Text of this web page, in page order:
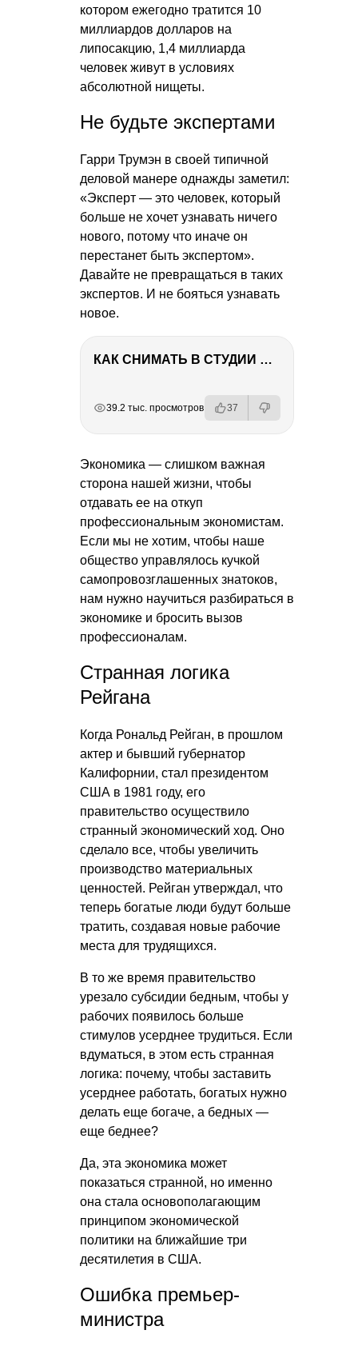
котором ежегодно тратится 10
миллиардов долларов на
липосакцию, 1,4 миллиарда
человек живут в условиях
абсолютной нищеты.
Не будьте экспертами
Гарри Трумэн в своей типичной
деловой манере однажды заметил:
«Эксперт — это человек, который
больше не хочет узнавать ничего
нового, потому что иначе он
перестанет быть экспертом».
Давайте не превращаться в таких
экспертов. И не бояться узнавать
новое.
КАК СНИМАТЬ В СТУДИИ СО ВСПЫШКАМИ
39.2 тыс. просмотров 37
Экономика — слишком важная
сторона нашей жизни, чтобы
отдавать ее на откуп
профессиональным экономистам.
Если мы не хотим, чтобы наше
общество управлялось кучкой
самопровозглашенных знатоков,
нам нужно научиться разбираться в
экономике и бросить вызов
профессионалам.
Странная логика
Рейгана
Когда Рональд Рейган, в прошлом
актер и бывший губернатор
Калифорнии, стал президентом
США в 1981 году, его
правительство осуществило
странный экономический ход. Оно
сделало все, чтобы увеличить
производство материальных
ценностей. Рейган утверждал, что
теперь богатые люди будут больше
тратить, создавая новые рабочие
места для трудящихся.
В то же время правительство
урезало субсидии бедным, чтобы у
рабочих появилось больше
стимулов усерднее трудиться. Если
вдуматься, в этом есть странная
логика: почему, чтобы заставить
усерднее работать, богатых нужно
делать еще богаче, а бедных —
еще беднее?
Да, эта экономика может
показаться странной, но именно
она стала основополагающим
принципом экономической
политики на ближайшие три
десятилетия в США.
Ошибка премьер-
министра